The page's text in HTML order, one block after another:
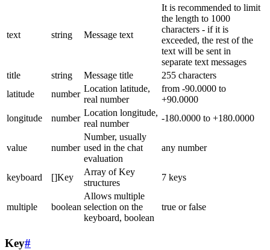
text string Message text
It is recommended to limit
the length to 1000
characters - if it is
exceeded, the rest of the
text will be sent in
separate text messages
title
string Message title
255 characters
latitude
number
Location latitude,
real number
from -90.0000 to
+90.0000
longitude
number
Location longitude,
real number
-180.0000 to +180.0000
value number
Number, usually
used in the chat
evaluation
any number
keyboard []Key
Array of Key
structures
7 keys
multiple boolean
Allows multiple
selection on the
keyboard, boolean
true or false
Key#